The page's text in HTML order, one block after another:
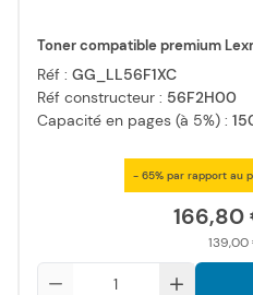
Toner compatible premium
Réf : GG_LL56F1XC
Réf constructeur : 56F2H00
Capacité en pages (à 5%) :
- 65% par rapport au
166,80
139,00